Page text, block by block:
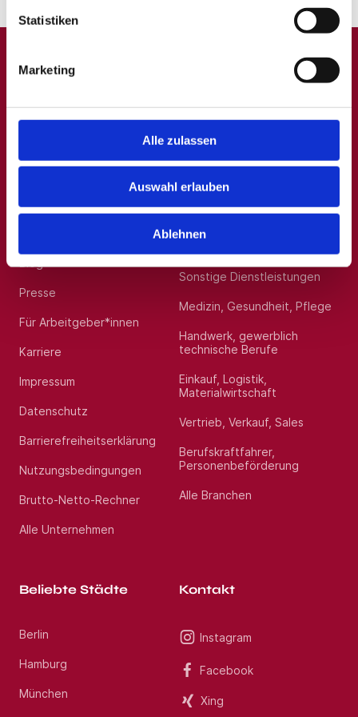
Statistiken
Marketing
Alle zulassen
Auswahl erlauben
Ablehnen
P Q
R S T U V W X Y Z 0-9
Presse
Für Arbeitgeber*innen
Karriere
Impressum
Datenschutz
Barrierefreiheitserklärung
Nutzungsbedingungen
Brutto-Netto-Rechner
Alle Unternehmen
Beliebte Kategorien
Hilfskräfte, Aushilfs- und
Sonstige Dienstleistungen
Medizin, Gesundheit, Pflege
Handwerk, gewerblich
technische Berufe
Einkauf, Logistik,
Materialwirtschaft
Vertrieb, Verkauf, Sales
Berufskraftfahrer,
Personenbeförderung
Alle Branchen
Beliebte Städte
Berlin
Hamburg
München
Kontakt
Instagram
Facebook
Xing